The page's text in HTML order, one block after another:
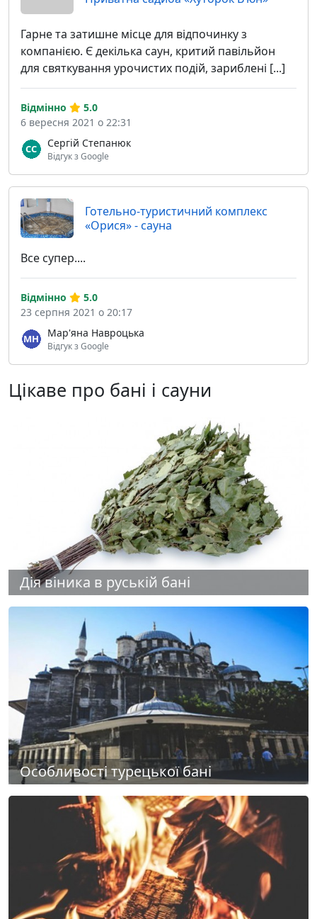
Гарне та затишне місце для відпочинку з
компанією. Є декілька саун, критий павільйон
для святкування урочистих подій, зариблені [...]
Сергій Степанюк
Відгук з Google
Відмінно
5.0
6 вересня 2021 о 22:31
Готельно-туристичний комплекс
Все супер....
Мар'яна Навроцька
Відгук з Google
Відмінно
5.0
23 серпня 2021 о 20:17
Цікаве про бані і сауни
Дія віника в руській бані
Особливості турецької бані